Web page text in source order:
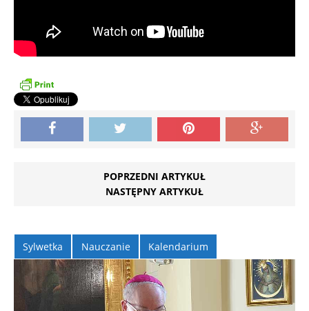
POPRZEDNI ARTYKUŁ
NASTĘPNY ARTYKUŁ
Sylwetka Nauczanie Kalendarium